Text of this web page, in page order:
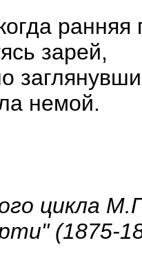
ранняя
зарей,
немой.
цикла
(1875-